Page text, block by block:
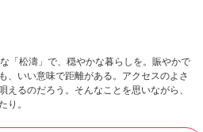
「松濤」で、穏やかな暮らしを。賑やかで
、いい意味で距離がある。アクセスのよさ
えるのだろう。そんなことを思いながら、
り。